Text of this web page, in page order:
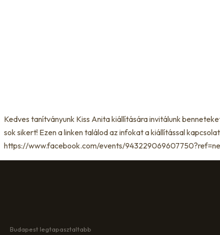
Kedves tanítványunk Kiss Anita kiállítására invitálunk
sok sikert! Ezen a linken találod az infokat a kiállítással
https://www.facebook.com/events/
Budapest legtapasztaltabb